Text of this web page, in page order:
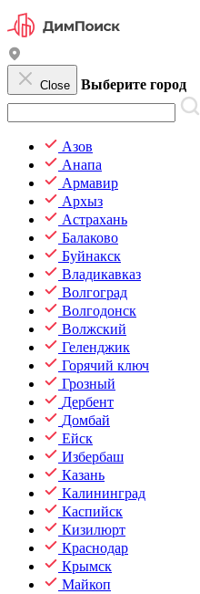
Close Выберите город
Азов
Анапа
Армавир
Архыз
Астрахань
Балаково
Буйнакск
Владикавказ
Волгоград
Волгодонск
Волжский
Геленджик
Горячий ключ
Грозный
Дербент
Домбай
Ейск
Избербаш
Казань
Калининград
Каспийск
Кизилюрт
Краснодар
Крымск
Майкоп